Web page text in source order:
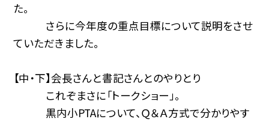
た。
さらに今年度の重点目標について説明をさせ
ていただきました。
【中・下】会長さんと書記さんとのやりとり
これぞまさに「トークショー」。
黒内小PTAについて、Ｑ＆Ａ方式で分かりやす